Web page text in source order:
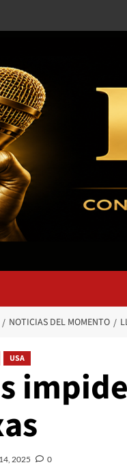
NOTICIAS DEL MOMENTO
USA
2025 0